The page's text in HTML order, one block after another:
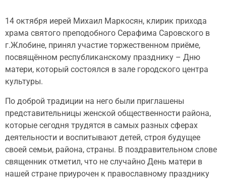
14 октября иерей Михаил Маркосян, клирик прихода
храма святого преподобного Серафима Саровского в
г.Жлобине, принял участие торжественном приёме,
посвящённом республиканскому празднику – Дню
матери, который состоялся в зале городского центра
культуры.
По доброй традиции на него были приглашены
представительницы женской общественности района,
которые сегодня трудятся в самых разных сферах
деятельности и воспитывают детей, строя будущее
своей семьи, района, страны. В поздравительном слове
священник отметил, что не случайно День матери в
нашей стране приурочен к православному празднику